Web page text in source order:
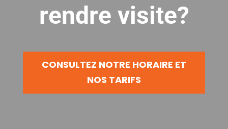
rendre visite?
CONSULTEZ NOTRE HORAIRE ET
NOS TARIFS